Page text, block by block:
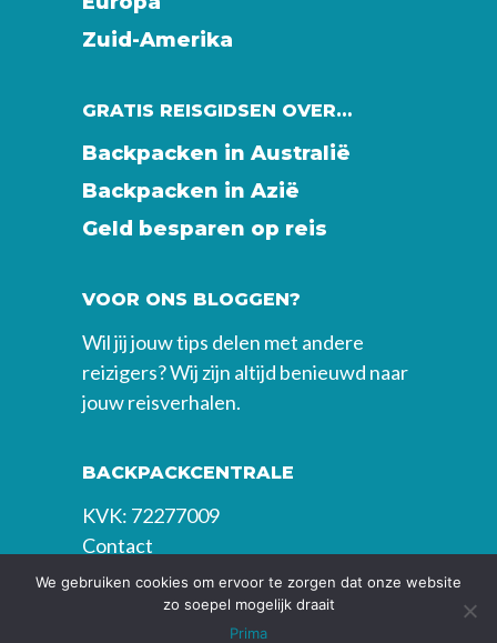
Zuid-Amerika
GRATIS REISGIDSEN OVER…
Backpacken in Australië
Backpacken in Azië
Geld besparen op reis
VOOR ONS BLOGGEN?
Wil jij jouw tips delen met andere
reizigers? Wij zijn altijd benieuwd naar
jouw reisverhalen.
BACKPACKCENTRALE
KVK: 72277009
Contact
We gebruiken cookies om ervoor te zorgen dat onze website
zo soepel mogelijk draait
Prima